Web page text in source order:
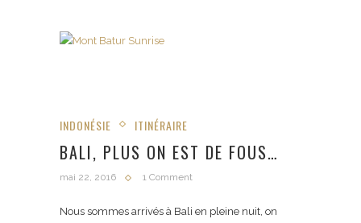
INDONÉSIE ITINÉRAIRE
BALI, PLUS ON EST DE FOUS…
mai 22, 2016 1 Comment
Nous sommes arrivés à Bali en pleine nuit, on